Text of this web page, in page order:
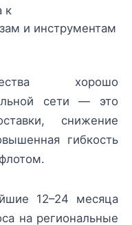
к
и инструментам
хорошо
сети — это
снижение
гибкость
12–24 месяца
на региональные